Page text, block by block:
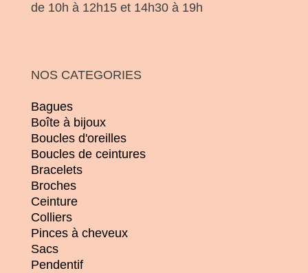
de 10h à 12h15 et 14h30 à 19h
NOS CATEGORIES
Bagues
Boîte à bijoux
Boucles d'oreilles
Boucles de ceintures
Bracelets
Broches
Ceinture
Colliers
Pinces à cheveux
Sacs
Pendentif